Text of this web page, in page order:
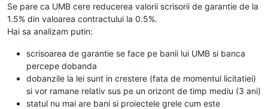
Se pare ca UMB cere reducerea valorii scrisorii de garantie de la
1.5% din valoarea contractului la 0.5%.
Hai sa analizam putin:
scrisoarea de garantie se face pe banii lui UMB si banca
percepe dobanda
dobanzile la lei sunt in crestere (fata de momentul licitatiei)
si vor ramane relativ sus pe un orizont de timp mediu (3 ani)
statul nu mai are bani si proiectele grele cum este